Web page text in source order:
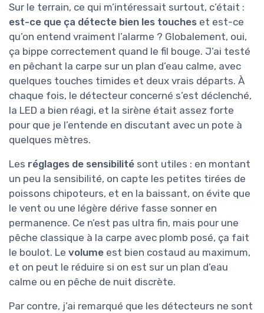
Sur le terrain, ce qui m’intéressait surtout, c’était :
est-ce que ça détecte bien les touches et est-ce
qu’on entend vraiment l’alarme ? Globalement, oui,
ça bippe correctement quand le fil bouge. J’ai testé
en pêchant la carpe sur un plan d’eau calme, avec
quelques touches timides et deux vrais départs. À
chaque fois, le détecteur concerné s’est déclenché,
la LED a bien réagi, et la sirène était assez forte
pour que je l’entende en discutant avec un pote à
quelques mètres.
Les réglages de sensibilité sont utiles : en montant
un peu la sensibilité, on capte les petites tirées de
poissons chipoteurs, et en la baissant, on évite que
le vent ou une légère dérive fasse sonner en
permanence. Ce n’est pas ultra fin, mais pour une
pêche classique à la carpe avec plomb posé, ça fait
le boulot. Le volume est bien costaud au maximum,
et on peut le réduire si on est sur un plan d’eau
calme ou en pêche de nuit discrète.
Par contre, j’ai remarqué que les détecteurs ne sont